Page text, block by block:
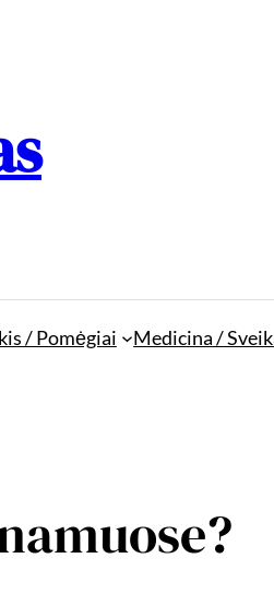
/ Pomėgiai Medicina /